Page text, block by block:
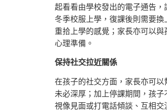
起看看由學校發出的電子通告
冬季校服上學，復課後則需要
重拾上學的感覺；家長亦可以
心理準備。
保持社交拉近關係
在孩子的社交方面，家長亦可
未必深厚；加上停課期間，孩
視像見面或打電話傾談、互相